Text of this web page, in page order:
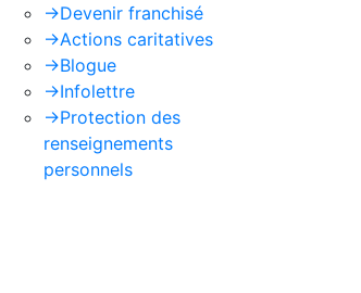
->Devenir franchisé
->Actions caritatives
->Blogue
->Infolettre
->Protection des
renseignements
personnels